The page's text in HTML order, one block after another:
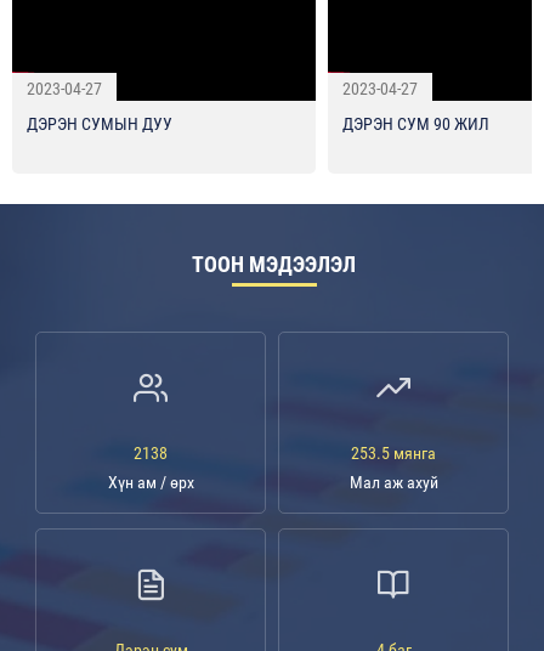
2023-04-27
ДЭРЭН СУМЫН ДУУ
2023-04-27
ДЭРЭН СУМ 90 ЖИЛ
ТООН МЭДЭЭЛЭЛ
2138
Хүн ам / өрх
253.5 мянга
Мал аж ахуй